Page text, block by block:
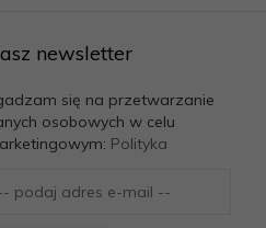
newsletter
się na przetwarzanie
osobowych w celu
Polityka